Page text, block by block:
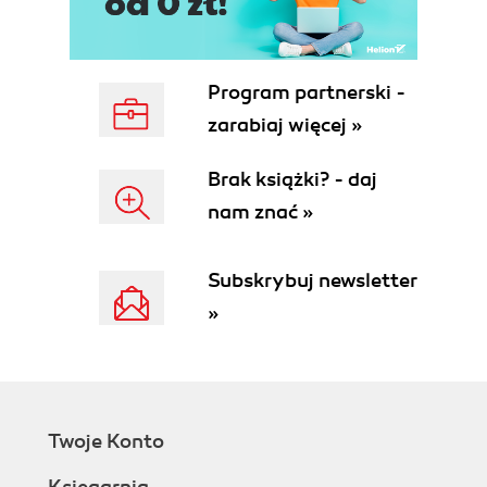
Subscribing to Notifications from Observable
Capturing All Notifications by Using
Observer<T>
Controlling Listeners by Using Subscription
and Subscriber<T>
Creating Observables
Managing multiple subscribers
Infinite Streams
Use Case: From Callback API to Observable
Stream
publish().refCount()
Program partnerski -
zarabiaj więcej »
Brak książki? - daj
nam znać »
Subskrybuj newsletter
»
Twoje Konto